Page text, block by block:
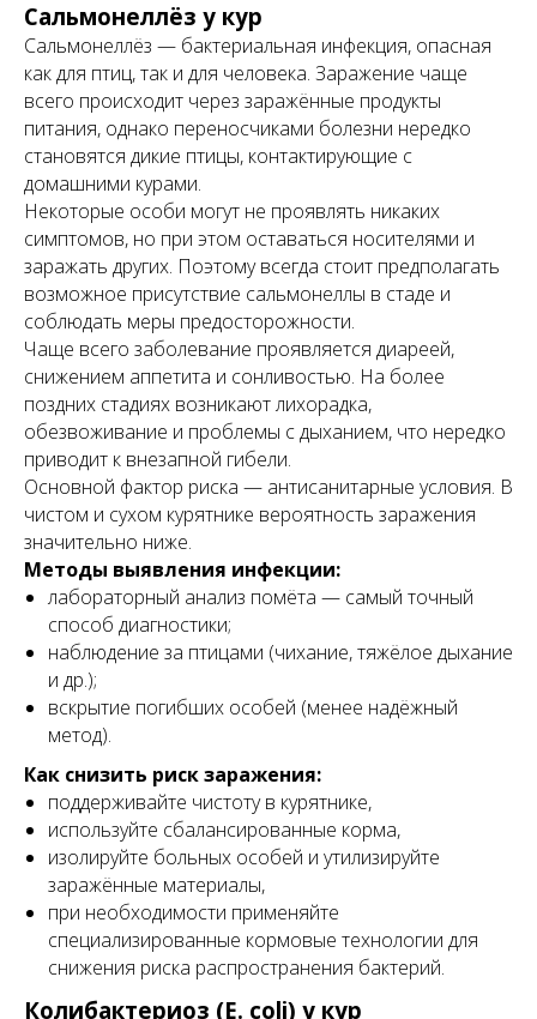
Сальмонеллёз у кур
Сальмонеллёз — бактериальная инфекция, опасная
как для птиц, так и для человека. Заражение чаще
всего происходит через заражённые продукты
питания, однако переносчиками болезни нередко
становятся дикие птицы, контактирующие с
домашними курами.
Некоторые особи могут не проявлять никаких
симптомов, но при этом оставаться носителями и
заражать других. Поэтому всегда стоит предполагать
возможное присутствие сальмонеллы в стаде и
соблюдать меры предосторожности.
Чаще всего заболевание проявляется диареей,
снижением аппетита и сонливостью. На более
поздних стадиях возникают лихорадка,
обезвоживание и проблемы с дыханием, что нередко
приводит к внезапной гибели.
Основной фактор риска — антисанитарные условия. В
чистом и сухом курятнике вероятность заражения
значительно ниже.
Методы выявления инфекции:
лабораторный анализ помёта — самый точный
способ диагностики;
наблюдение за птицами (чихание, тяжёлое дыхание
и др.);
вскрытие погибших особей (менее надёжный
метод).
Как снизить риск заражения:
поддерживайте чистоту в курятнике,
используйте сбалансированные корма,
изолируйте больных особей и утилизируйте
заражённые материалы,
при необходимости применяйте
специализированные кормовые технологии для
снижения риска распространения бактерий.
Колибактериоз (E. coli) у кур